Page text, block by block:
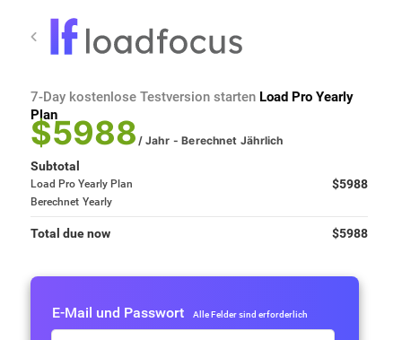
7-Day kostenlose Testversion starten Load Pro Yearly
Plan
$5988 / Jahr - Berechnet Jährlich
Subtotal
Load Pro Yearly Plan $5988
Berechnet Yearly
Total due now $5988
E-Mail und Passwort Alle Felder sind erforderlich